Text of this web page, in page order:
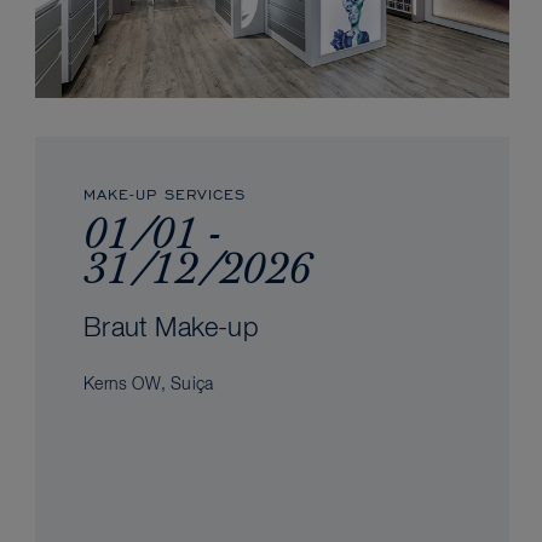
MAKE-UP SERVICES
01/01 -
31/12/2026
Braut Make-up
Kerns OW, Suiça